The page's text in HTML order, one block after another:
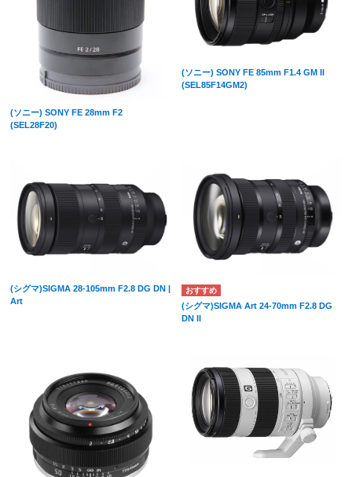
(ソニー) SONY FE 28mm F2
(SEL28F20)
(ソニー) SONY FE 85mm F1.4 GM II
(SEL85F14GM2)
(シグマ)SIGMA 28-105mm F2.8 DG DN |
Art
(シグマ)SIGMA Art 24-70mm F2.8 DG
DN II